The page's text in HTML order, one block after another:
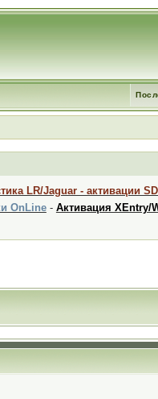
LR/Jaguar - активации
OnLine- Активация XEntry/